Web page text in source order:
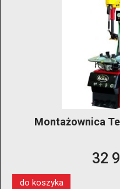
Montażownica
32
do koszyka